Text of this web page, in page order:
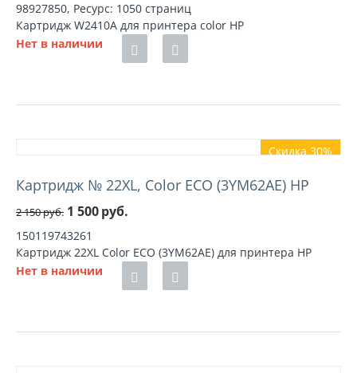
98927850, Ресурс: 1050 страниц
Картридж W2410A для принтера color HP
Нет в наличии
Скидка 30%
Картридж № 22XL, Color ECO (3YM62AE) HP
2 150руб. 1 500руб.
150119743261
Картридж 22XL Color ECO (3YM62AE) для принтера HP
Нет в наличии